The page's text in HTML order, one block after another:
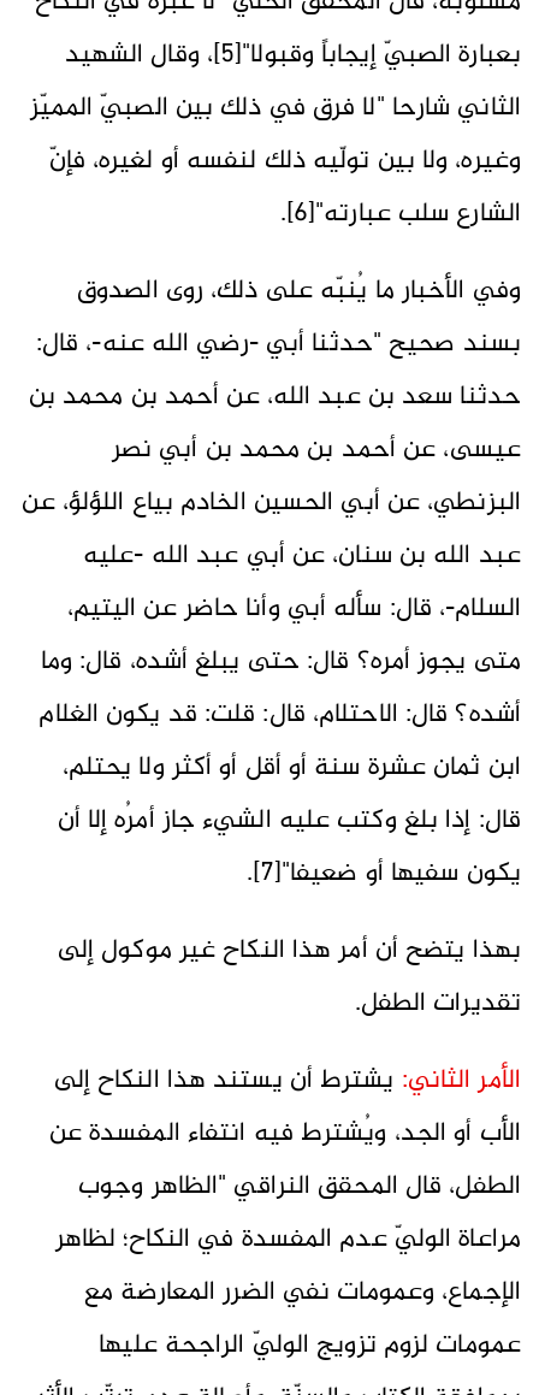
بعبارة الصبيّ إيجاباً وقبولا"[5]، وقال الشهيد
الثاني شارحا "لا فرق في ذلك بين الصبيّ‌ المميّز
وغيره، ولا بين تولّيه ذلك لنفسه أو لغيره، فإنّ‌
الشارع سلب عبارته"[6].
وفي الأخبار ما يُنبّه على ذلك، روى الصدوق
بسند صحيح "حدثنا أبي -رضي الله عنه-، قال:
حدثنا سعد بن عبد الله، عن أحمد بن محمد بن
عيسى، عن أحمد بن محمد بن أبي نصر
البزنطي، عن أبي الحسين الخادم بياع اللؤلؤ، عن
عبد الله بن سنان، عن أبي عبد الله -عليه
السلام-، قال: سأله أبي وأنا حاضر عن اليتيم،
متى يجوز أمره؟ قال: حتى يبلغ أشده، قال: وما
أشده؟ قال: الاحتلام، قال: قلت: قد يكون الغلام
ابن ثمان عشرة سنة أو أقل أو أكثر ولا يحتلم،
قال: إذا بلغ وكتب عليه الشيء جاز أمرُه إلا أن
يكون سفيها أو ضعيفا"[7].
بهذا يتضح أن أمر هذا النكاح غير موكول إلى
تقديرات الطفل.
الأمر الثاني: يشترط أن يستند هذا النكاح إلى
الأب أو الجد، ويُشترط فيه انتفاء المفسدة عن
الطفل، قال المحقق النراقي "الظاهر وجوب
مراعاة الوليّ‌ عدم المفسدة في النكاح؛ لظاهر
الإجماع، وعمومات نفي الضرر المعارضة مع
عمومات لزوم تزويج الوليّ الراجحة عليها